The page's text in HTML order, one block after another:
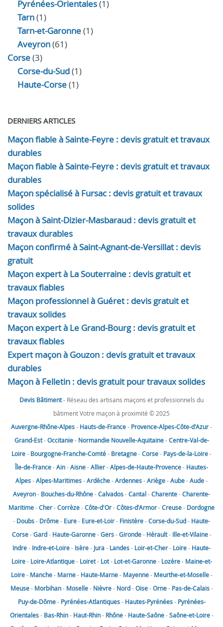
Pyrénées-Orientales(1)
Tarn(1)
Tarn-et-Garonne(1)
Aveyron(61)
Corse(3)
Corse-du-Sud(1)
Haute-Corse(1)
DERNIERS ARTICLES
Maçon fiable à Sainte-Feyre : devis gratuit et travaux
durables
Maçon fiable à Sainte-Feyre : devis gratuit et travaux
durables
Maçon spécialisé à Fursac : devis gratuit et travaux
solides
Maçon à Saint-Dizier-Masbaraud : devis gratuit et
travaux durables
Maçon confirmé à Saint-Agnant-de-Versillat : devis
gratuit
Maçon expert à La Souterraine : devis gratuit et
travaux fiables
Maçon professionnel à Guéret : devis gratuit et
travaux solides
Maçon expert à Le Grand-Bourg : devis gratuit et
travaux fiables
Expert maçon à Gouzon : devis gratuit et travaux
durables
Maçon à Felletin : devis gratuit pour travaux solides
Devis Bâtiment- Réseau des artisans maçons et professionnels du
bâtiment Votre maçon à proximité © 2025
Auvergne-Rhône-Alpes- Hauts-de-France- Provence-Alpes-Côte-d'Azur-
Grand-Est-Occitanie- Normandie Nouvelle-Aquitaine-Centre-Val-de-
Loire- Bourgogne-Franche-Comté- Bretagne-Corse- Pays-de-la-Loire-
Île-de-France-Ain-Aisne-Allier-Alpes-de-Haute-Provence- Hautes-
Alpes-Alpes-Maritimes-Ardèche-Ardennes-Ariège-Aube-Aude-
Aveyron- Bouches-du-Rhône-Calvados-Cantal-Charente-Charente-
Maritime-Cher-Corrèze-Côte-d'Or-Côtes-d'Armor-Creuse- Dordogne
- Doubs- Drôme- Eure- Eure-et-Loir- Finistère-Corse-du-Sud- Haute-
Corse-Gard- Haute-Garonne-Gers-Gironde- Hérault- Ille-et-Vilaine-
Indre- Indre-et-Loire- Isère- Jura- Landes- Loir-et-Cher- Loire- Haute-
Loire- Loire-Atlantique- Loiret- Lot- Lot-et-Garonne- Lozère- Maine-et-
Loire- Manche- Marne- Haute-Marne- Mayenne- Meurthe-et-Moselle-
Meuse- Morbihan- Moselle- Nièvre- Nord-Oise-Orne- Pas-de-Calais-
Puy-de-Dôme- Pyrénées-Atlantiques- Hautes-Pyrénées- Pyrénées-
Orientales- Bas-Rhin- Haut-Rhin- Rhône- Haute-Saône-Saône-et-Loire-